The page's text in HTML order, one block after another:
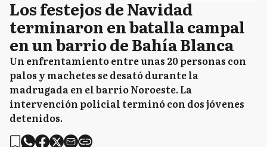
Los festejos de Navidad
terminaron en batalla campal
en un barrio de Bahía Blanca
Un enfrentamiento entre unas 20 personas con
palos y machetes se desató durante la
madrugada en el barrio Noroeste. La
intervención policial terminó con dos jóvenes
detenidos.